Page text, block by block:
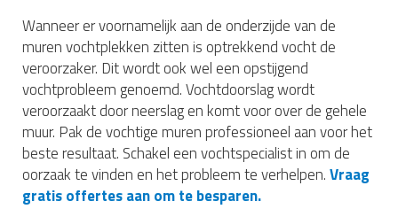
Wanneer er voornamelijk aan de onderzijde van de
muren vochtplekken zitten is optrekkend vocht de
veroorzaker. Dit wordt ook wel een opstijgend
vochtprobleem genoemd. Vochtdoorslag wordt
veroorzaakt door neerslag en komt voor over de gehele
muur. Pak de vochtige muren professioneel aan voor het
beste resultaat. Schakel een vochtspecialist in om de
oorzaak te vinden en het probleem te verhelpen.Vraag
gratis offertes aan om te besparen.